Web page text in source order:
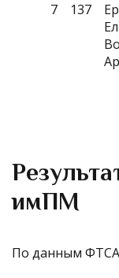
7 137
имПМ
По данным